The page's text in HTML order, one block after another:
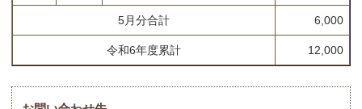
5月分合計 6,000
令和6年度累計 12,000